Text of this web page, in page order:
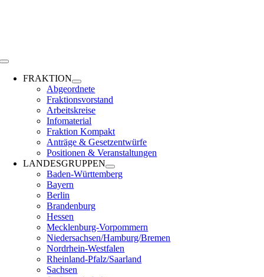
Toggle
NavigationFRAKTION
Abgeordnete
Fraktionsvorstand
Arbeitskreise
Infomaterial
Fraktion Kompakt
Anträge & Gesetzentwürfe
Positionen & Veranstaltungen
LANDESGRUPPEN
Baden-Württemberg
Bayern
Berlin
Brandenburg
Hessen
Mecklenburg-Vorpommern
Niedersachsen/Hamburg/Bremen
Nordrhein-Westfalen
Rheinland-Pfalz/Saarland
Sachsen